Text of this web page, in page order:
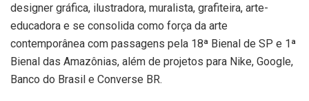
designer gráfica, ilustradora, muralista, grafiteira, arte-
educadora e se consolida como força da arte
contemporânea com passagens pela 18ª Bienal de SP e 1ª
Bienal das Amazônias, além de projetos para Nike, Google,
Banco do Brasil e Converse BR.